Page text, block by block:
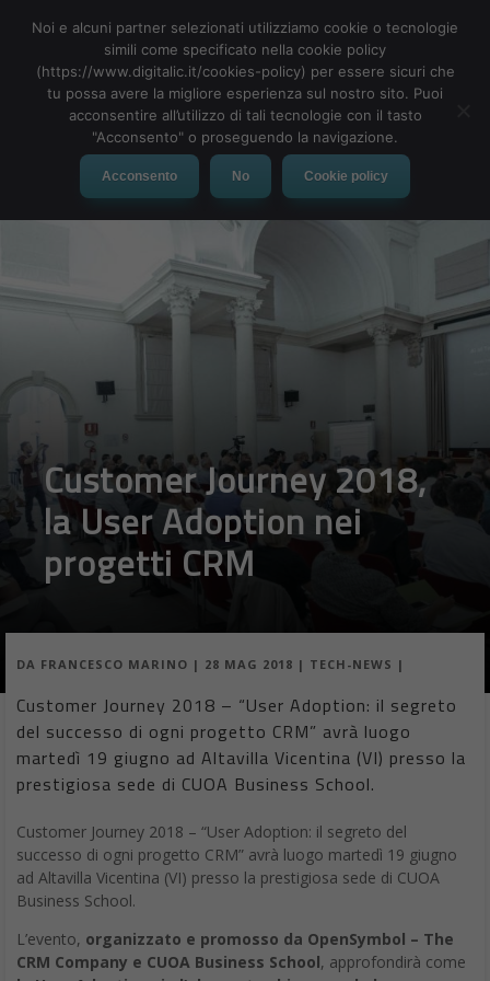
MENU
Customer Journey 2018,
la User Adoption nei
progetti CRM
DA FRANCESCO MARINO | 28 MAG 2018 | TECH-NEWS |
Customer Journey 2018 – “User Adoption: il segreto
del successo di ogni progetto CRM” avrà luogo
martedì 19 giugno ad Altavilla Vicentina (VI) presso la
prestigiosa sede di CUOA Business School.
Customer Journey 2018 – “User Adoption: il segreto del
successo di ogni progetto CRM” avrà luogo martedì 19 giugno
ad Altavilla Vicentina (VI) presso la prestigiosa sede di CUOA
Business School.
L’evento, organizzato e promosso da OpenSymbol – The
CRM Company e CUOA Business School, approfondirà come
Noi e alcuni partner selezionati utilizziamo cookie o tecnologie
simili come specificato nella cookie policy
(https://www.digitalic.it/cookies-policy) per essere sicuri che
tu possa avere la migliore esperienza sul nostro sito. Puoi
acconsentire all’utilizzo di tali tecnologie con il tasto
"Acconsento" o proseguendo la navigazione.
Acconsento No Cookie policy